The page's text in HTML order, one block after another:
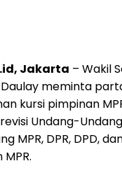
Jakarta – Wakil
meminta
kursi pimpinan
Undang-
MPR, DPR, DPD,